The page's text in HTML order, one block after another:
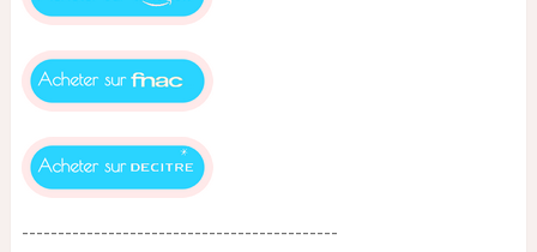
--------------------------------------------